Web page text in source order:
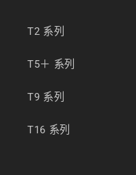
T2 系列
T5＋ 系列
T9 系列
T16 系列